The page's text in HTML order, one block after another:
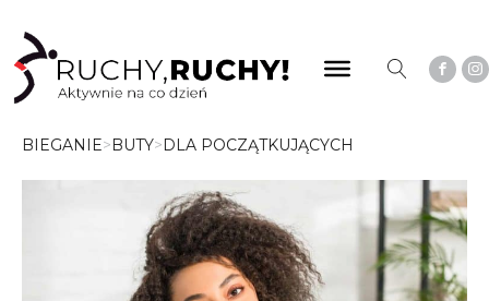
BIEGANIE>BUTY>DLA POCZĄTKUJĄCYCH